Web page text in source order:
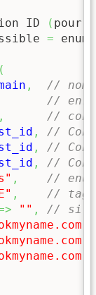
ID ( pour
= enum
(
,
// nom
//
,
//
,
//
,
//
,
//
,
//
,
// tag
"" ,
// si